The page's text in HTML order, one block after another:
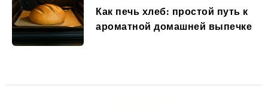
Как печь хлеб: простой путь к
ароматной домашней выпечке